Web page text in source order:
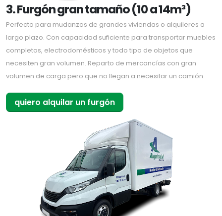
3. Furgón gran tamaño (10 a 14m³)
Perfecto para mudanzas de grandes viviendas o alquileres a
largo plazo. Con capacidad suficiente para transportar muebles
completos, electrodomésticos y todo tipo de objetos que
necesiten gran volumen. Reparto de mercancías con gran
volumen de carga pero que no llegan a necesitar un camión.
quiero alquilar un furgón